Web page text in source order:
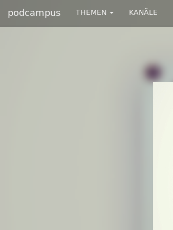
podcampus THEMEN KANÄLE